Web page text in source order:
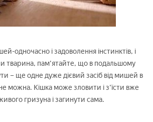
одночасно і задоволення інстинктів, і
тварина, пам'ятайте, що в подальшому
– ще одне дуже дієвий засіб від мишей в
можна. Кішка може зловити і з'їсти вже
гризуна і загинути сама.